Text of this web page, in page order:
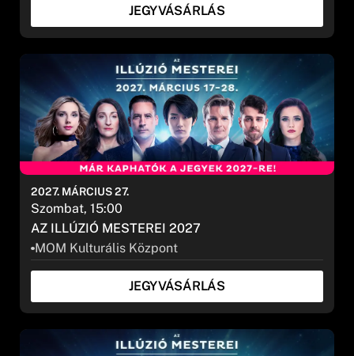
JEGYVÁSÁRLÁS
AZ ILLÚZIÓ MESTEREI 2027
MOM Kulturális Központ
2027. MÁRCIUS 27.
Szombat, 15:00
JEGYVÁSÁRLÁS